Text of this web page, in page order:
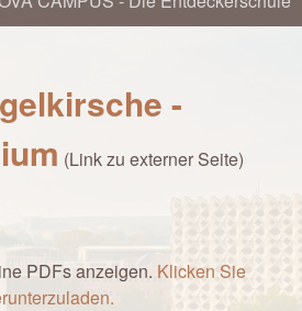
-
(Link zu externer Seite)
PDFs anzeigen. Klicken Sie